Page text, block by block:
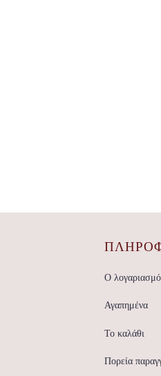
Ο
Αγαπημένα
Το καλάθι
Πορεία